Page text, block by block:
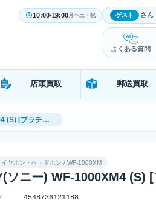
10:00-19:00月〜土・祝 ゲスト さん
よくある質問
店頭買取 郵送買取
SONY(ソニー) WF-1000XM4 (S) [プラチナシルバー]
イヤホン・ヘッドホン / WF-1000XM
ソニー) WF-1000XM4 (S)
4548736121188